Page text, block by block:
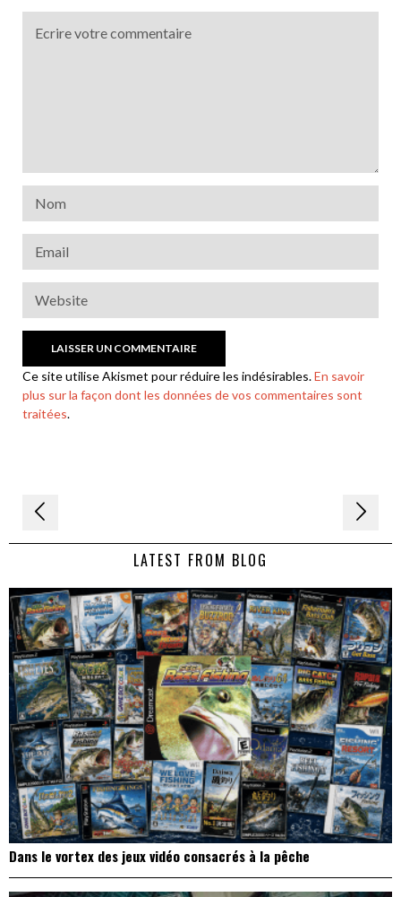
Ce site utilise Akismet pour réduire les indésirables.En savoir
plus sur la façon dont les données de vos commentaires sont
traitées.
Navigation
de LATEST FROM BLOG
Dans le vortex des jeux vidéo consacrés à la pêche